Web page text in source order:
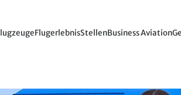
FlugerlebnisStellenBusiness Aviation